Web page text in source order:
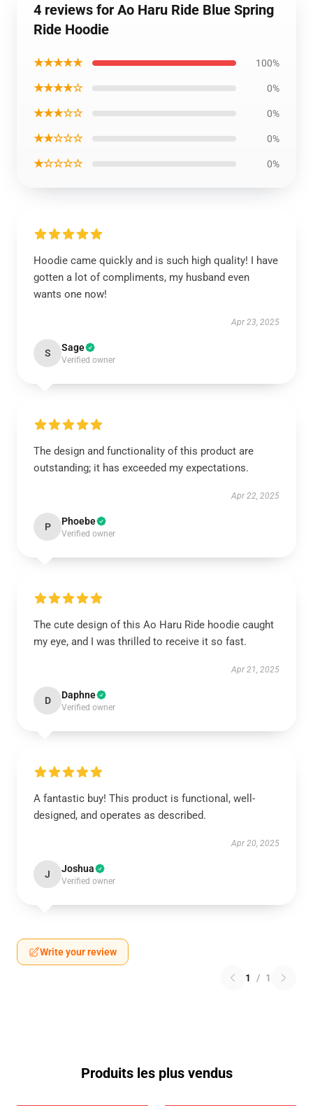
4 reviews for Ao Haru Ride Blue Spring
Ride Hoodie
★★★★★ 100%
★★★★☆ 0%
★★★☆☆ 0%
★★☆☆☆ 0%
★☆☆☆☆ 0%
Hoodie came quickly and is such high quality! I have
gotten a lot of compliments, my husband even
wants one now!
Apr 23, 2025
S Sage
Verified owner
The design and functionality of this product are
outstanding; it has exceeded my expectations.
Apr 22, 2025
P Phoebe
Verified owner
The cute design of this Ao Haru Ride hoodie caught
my eye, and I was thrilled to receive it so fast.
Apr 21, 2025
D Daphne
Verified owner
A fantastic buy! This product is functional, well-
designed, and operates as described.
Apr 20, 2025
J Joshua
Verified owner
Write your review
1 / 1
Produits les plus vendus